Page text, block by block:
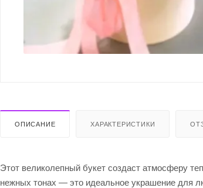
ОПИСАНИЕ ХАРАКТЕРИСТИКИ
Этот великолепный букет создаст атмосферу
нежных тонах — это идеальное украшение для